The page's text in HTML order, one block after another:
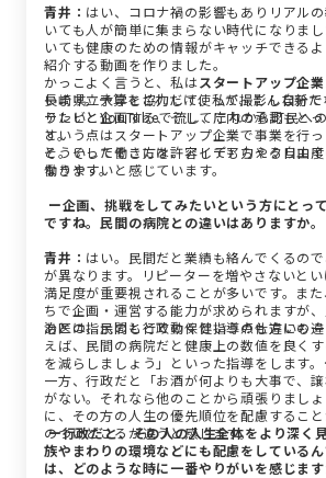
青井： はい、コロナ禍の影響もありリアル
いても人が簡単に集まらない時代になりま
いても健康のための情報がキャッチできる
紹介する動画を作りました。
長崎県立大学と協力して、私が撮影し自分
テレビとYouTubeで流し、これから町民へ
す。
かっこよく言うと、私はスタートアップ企業
います。予算をこれだけ使って、こんな新
りたいと企画する、そして庁内の承認もと
という点はスタートアップ企業で事業を行
と。そしてそこには、アイデア力やクリエ
なります。
そういった働き方を許容してもらえる自由
働きやすいと感じています。
ー企画、挑戦をしてみたいという方にとっ
ですね。民間の病院との違いはありますか。
青井： はい。民間だと業績も絡んでくるの
が異なります。リピーターを増やさないと
満足度が重要視されることが多いです。ま
ちで企画・運営する能力が求められますが
治医の指示のもとで動くという点も違いの一
あとは、民間と行政の保健指導の仕方にも
えば、民間の病院だと健康上の数値を良く
を減らしましょう」といった指導をします。
一方、行政だと「お酒が何よりも大事で、
がない。それなら他のことから頑張りまし
に、その方の人生の優先順位を配慮するこ
のつけどころが違うと感じます。
ー行政だと、その人の人生全体をより深く
族やまわりの環境などにも配慮をしている
は、どのような時に一番やりがいを感じます